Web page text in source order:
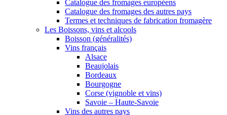
Catalogue des fromages européens
Catalogue des fromages des autres pays
Termes et techniques de fabrication fromagère
Les Boissons, vins et alcools
Boisson (généralités)
Vins français
Alsace
Beaujolais
Bordeaux
Bourgogne
Corse (vignoble et vins)
Savoie – Haute-Savoie
Vins des autres pays